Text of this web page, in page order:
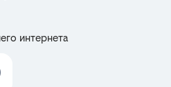
интернета